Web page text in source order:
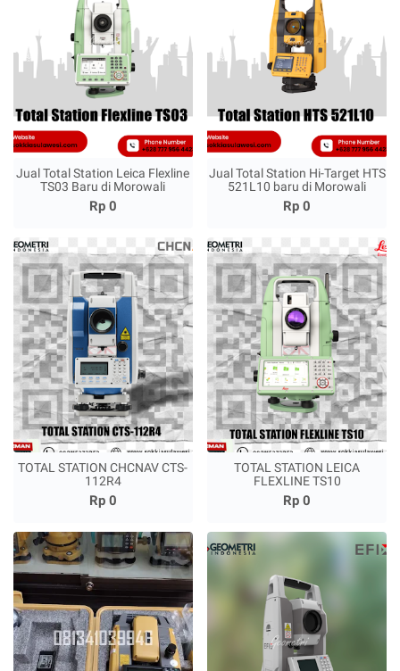
Jual Total Station Leica Flexline
TS03 Baru di Morowali
Rp 0
Jual Total Station Hi-Target HTS
521L10 baru di Morowali
Rp 0
TOTAL STATION CHCNAV CTS-
112R4
Rp 0
TOTAL STATION LEICA
FLEXLINE TS10
Rp 0